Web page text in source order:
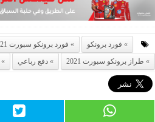
فورد برونكو فورد برونكو سبورت 2021
طراز برونكو سبورت 2021
دفع رباعي